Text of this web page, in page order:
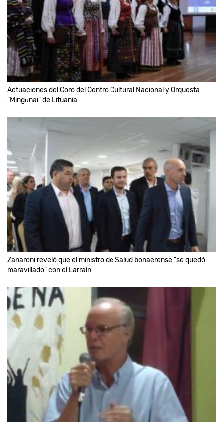
Actuaciones del Coro del Centro Cultural Nacional y Orquesta
"Mingūnai" de Lituania
Zanaroni reveló que el ministro de Salud bonaerense "se quedó
maravillado" con el Larraín